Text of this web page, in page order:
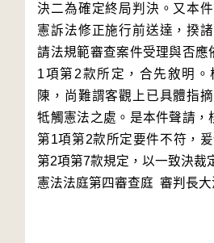
決二為確定終局判決。又本
憲訴法修正施行前送達，揆
請法規範審查案件受理與否應
1項第2款所定，合先敘明。
陳，尚難謂客觀上已具體指
牴觸憲法之處。是本件聲請，
第1項第2款所定要件不符，
第2項第7款規定，以一致決裁
憲法法庭第四審查庭 審判長